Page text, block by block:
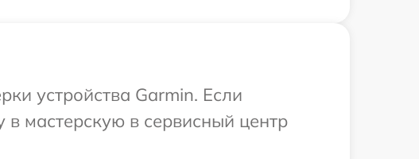
устройства Garmin. Если
мастерскую в сервисный центр